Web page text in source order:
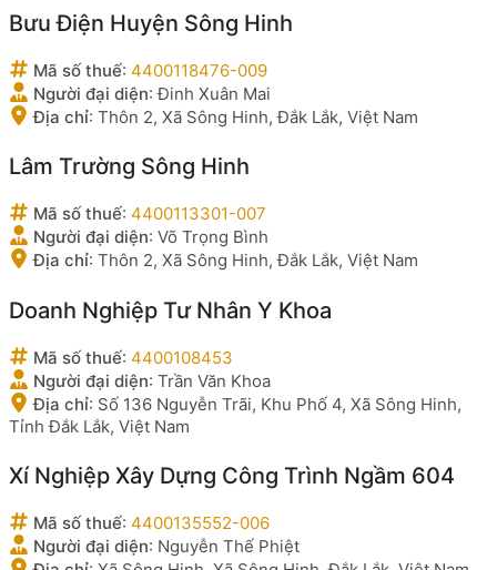
Bưu Điện Huyện Sông Hinh
Mã số thuế: 4400118476-009
Người đại diện:Đinh Xuân Mai
Địa chỉ: Thôn 2, Xã Sông Hinh, Đắk Lắk, Việt Nam
Lâm Trường Sông Hinh
Mã số thuế: 4400113301-007
Người đại diện: Võ Trọng Bình
Địa chỉ: Thôn 2, Xã Sông Hinh, Đắk Lắk, Việt Nam
Doanh Nghiệp Tư Nhân Y Khoa
Mã số thuế: 4400108453
Người đại diện: Trần Văn Khoa
Địa chỉ: Số 136 Nguyễn Trãi, Khu Phố 4, Xã Sông Hinh,
Tỉnh Đắk Lắk, Việt Nam
Xí Nghiệp Xây Dựng Công Trình Ngầm 604
Mã số thuế: 4400135552-006
Người đại diện: Nguyễn Thế Phiệt